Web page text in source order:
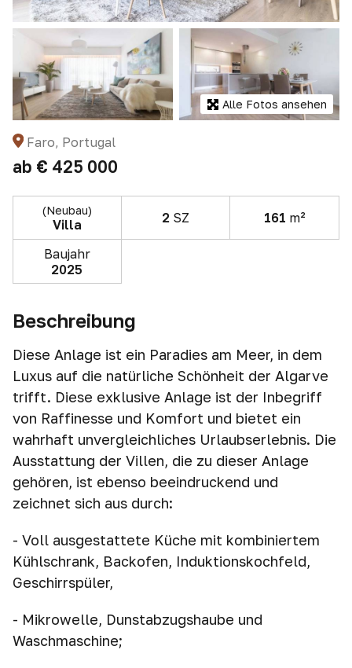
Alle Fotos ansehen
Faro, Portugal
ab € 425 000
(Neubau)
Villa 2 SZ 161 m²
Baujahr
2025
Beschreibung
Diese Anlage ist ein Paradies am Meer, in dem
Luxus auf die natürliche Schönheit der Algarve
trifft. Diese exklusive Anlage ist der Inbegriff
von Raffinesse und Komfort und bietet ein
wahrhaft unvergleichliches Urlaubserlebnis. Die
Ausstattung der Villen, die zu dieser Anlage
gehören, ist ebenso beeindruckend und
zeichnet sich aus durch:
- Voll ausgestattete Küche mit kombiniertem
Kühlschrank, Backofen, Induktionskochfeld,
Geschirrspüler,
- Mikrowelle, Dunstabzugshaube und
Waschmaschine;